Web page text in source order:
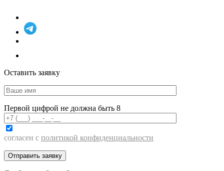
Оставить заявку
Первой цифрой не должна быть 8
согласен с политикой конфиденциальности